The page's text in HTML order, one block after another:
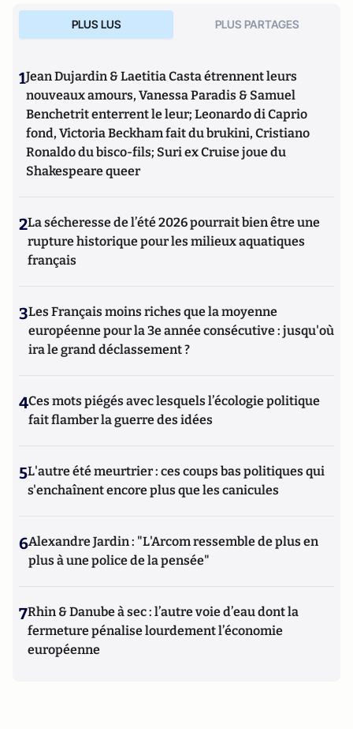
PLUS LUS PLUS PARTAGES
1Jean Dujardin & Laetitia Casta étrennent leurs
nouveaux amours, Vanessa Paradis & Samuel
Benchetrit enterrent le leur; Leonardo di Caprio
fond, Victoria Beckham fait du brukini, Cristiano
Ronaldo du bisco-fils; Suri ex Cruise joue du
Shakespeare queer
2La sécheresse de l’été 2026 pourrait bien être une
rupture historique pour les milieux aquatiques
français
3Les Français moins riches que la moyenne
européenne pour la 3e année consécutive : jusqu'où
ira le grand déclassement ?
4Ces mots piégés avec lesquels l’écologie politique
fait flamber la guerre des idées
5L'autre été meurtrier : ces coups bas politiques qui
s'enchaînent encore plus que les canicules
6Alexandre Jardin : "L'Arcom ressemble de plus en
plus à une police de la pensée"
7Rhin & Danube à sec : l’autre voie d’eau dont la
fermeture pénalise lourdement l’économie
européenne